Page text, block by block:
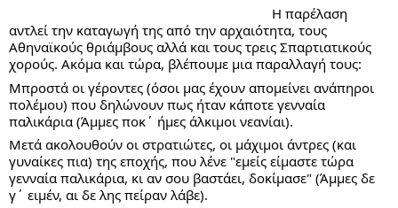
Η παρέλαση
αντλεί την καταγωγή της από την αρχαιότητα, τους
Αθηναϊκούς θριάμβους αλλά και τους τρεις Σπαρτιατικούς
χορούς. Ακόμα και τώρα, βλέπουμε μια παραλλαγή τους:
Μπροστά οι γέροντες (όσοι μας έχουν απομείνει ανάπηροι
πολέμου) που δηλώνουν πως ήταν κάποτε γενναία
παλικάρια (Άμμες ποκ΄ ήμες άλκιμοι νεανίαι).
Μετά ακολουθούν οι στρατιώτες, οι μάχιμοι άντρες (και
γυναίκες πια) της εποχής, που λένε "εμείς είμαστε τώρα
γενναία παλικάρια, κι αν σου βαστάει, δοκίμασε" (Άμμες δε
γ΄ ειμέν, αι δε λης πείραν λάβε).